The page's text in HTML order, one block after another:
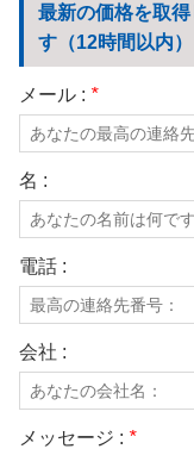
最新の価格を取
す（12時間以内）
メール : *
名 :
電話 :
会社 :
メッセージ : *